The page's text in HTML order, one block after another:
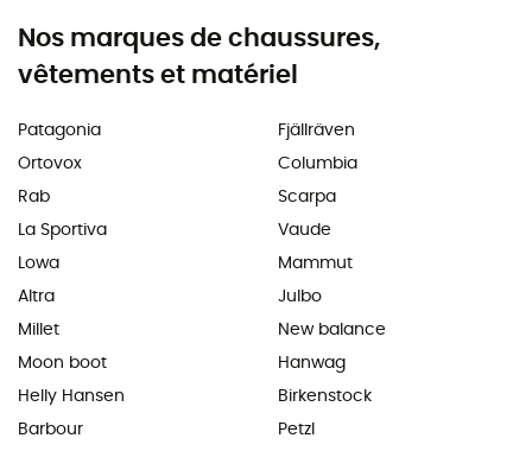
Nos marques de chaussures,
vêtements et matériel
Patagonia
Ortovox
Rab
La Sportiva
Lowa
Altra
Millet
Moon boot
Helly Hansen
Barbour
Fjällräven
Columbia
Scarpa
Vaude
Mammut
Julbo
New balance
Hanwag
Birkenstock
Petzl